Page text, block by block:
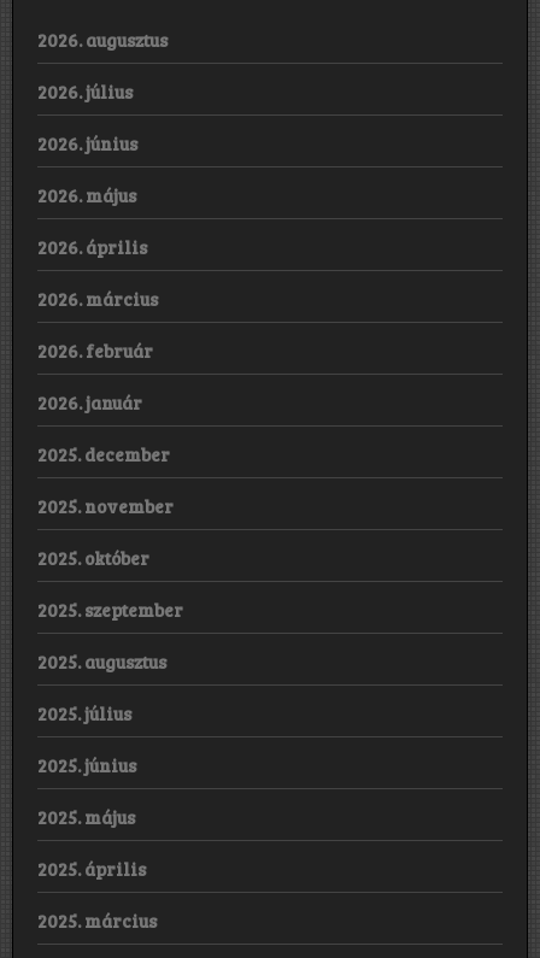
2026. augusztus
2026. július
2026. június
2026. május
2026. április
2026. március
2026. február
2026. január
2025. december
2025. november
2025. október
2025. szeptember
2025. augusztus
2025. július
2025. június
2025. május
2025. április
2025. március